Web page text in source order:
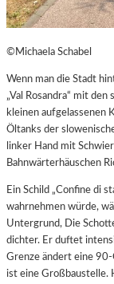
©Michaela Schabel
Wenn man die Stadt
„Val Rosandra“ mit
kleinen aufgelassenen
Öltanks der
linker Hand mit
Bahnwärterhäuschen
Ein Schild „Confine di
wahrnehmen würde,
Untergrund, Die
dichter. Er duftet
Grenze ändert eine
ist eine Großbaustelle.